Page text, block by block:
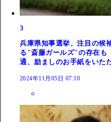
3
兵庫県知事選挙、注目の
る"斎藤ガールズ"の存在も
通、励ましのお手紙をいた
2024年11月05日 07:10